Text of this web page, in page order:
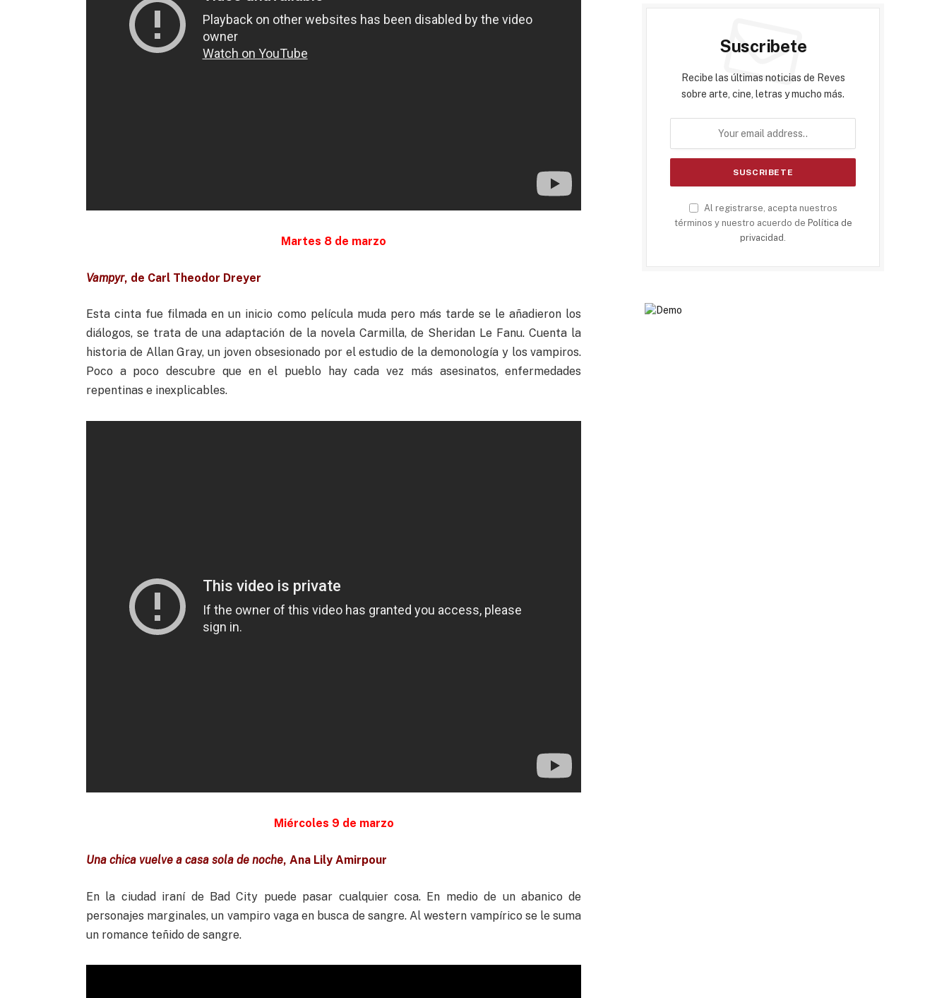
Martes 8 de marzo
Vampyr, de Carl Theodor Dreyer
Esta cinta fue filmada en un inicio como película muda pero más tarde se le añadieron los
diálogos, se trata de una adaptación de la novela Carmilla, de Sheridan Le Fanu. Cuenta la
historia de Allan Gray, un joven obsesionado por el estudio de la demonología y los vampiros.
Poco a poco descubre que en el pueblo hay cada vez más asesinatos, enfermedades
repentinas e inexplicables.
Miércoles 9 de marzo
Una chica vuelve a casa sola de noche, Ana Lily Amirpour
En la ciudad iraní de Bad City puede pasar cualquier cosa. En medio de un abanico de
personajes marginales, un vampiro vaga en busca de sangre. Al western vampírico se le suma
un romance teñido de sangre.
Suscribete
Recibe las últimas noticias de Reves
sobre arte, cine, letras y mucho más.
Al registrarse, acepta nuestros
términos y nuestro acuerdo de Política de
privacidad